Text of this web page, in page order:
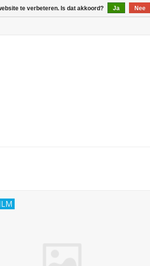
te verbeteren. Is dat akkoord? Ja Nee